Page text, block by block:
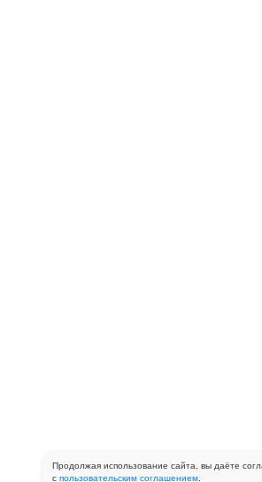
Продолжая использование сайта, вы даёте
с пользовательским соглашением.